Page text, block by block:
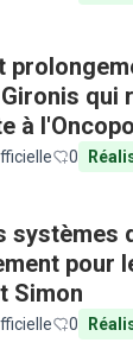
qui
à
0
systèmes
pour
Simon
0